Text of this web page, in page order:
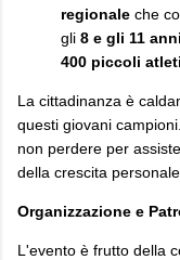
regionale che
gli 8 e gli 11 anni
400 piccoli atleti
​La cittadinanza è
questi giovani
non perdere per
della crescita personale.
Organizzazione e
​L'evento è frutto della